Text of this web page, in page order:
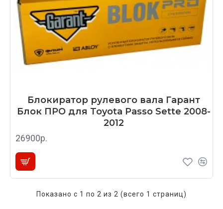
Блокиратор рулевого вала Гарант
Блок ПРО для Toyota Passo Sette 2008-
2012
26900р.
Показано с 1 по 2 из 2 (всего 1 страниц)